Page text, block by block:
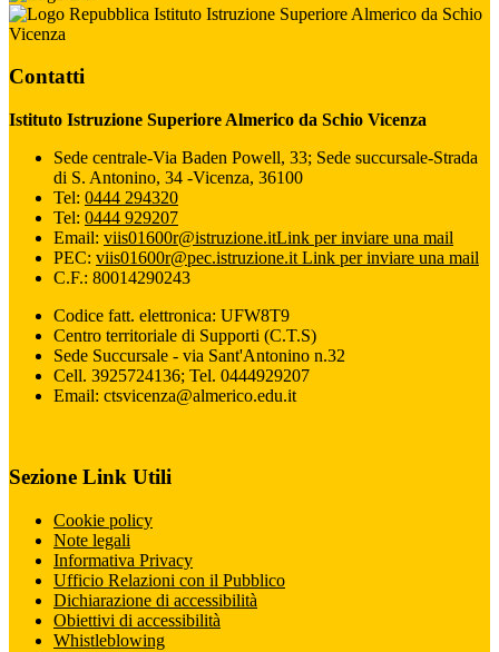
Istituto Istruzione Superiore Almerico da Schio
Vicenza
Contatti
Istituto Istruzione Superiore Almerico da Schio Vicenza
Sede centrale-Via Baden Powell, 33; Sede succursale-Strada
di S. Antonino, 34 -Vicenza, 36100
Tel: 0444 294320
Tel: 0444 929207
Email: viis01600r@istruzione.itLink per inviare una mail
PEC: viis01600r@pec.istruzione.it Link per inviare una mail
C.F.: 80014290243
Codice fatt. elettronica: UFW8T9
Centro territoriale di Supporti (C.T.S)
Sede Succursale - via Sant'Antonino n.32
Cell. 3925724136; Tel. 0444929207
Email: ctsvicenza@almerico.edu.it
Sezione Link Utili
Cookie policy
Note legali
Informativa Privacy
Ufficio Relazioni con il Pubblico
Dichiarazione di accessibilità
Obiettivi di accessibilità
Whistleblowing